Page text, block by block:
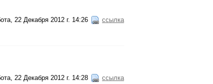
22 Декабря 2012 г. 14:26 ссылка
22 Декабря 2012 г. 14:28 ссылка